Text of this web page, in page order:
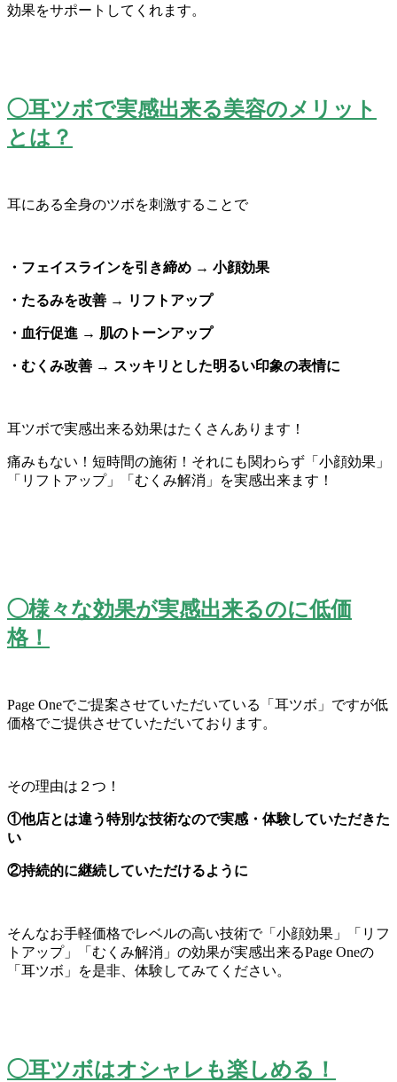
効果をサポートしてくれます。
◯耳ツボで実感出来る美容のメリット
とは？
耳にある全身のツボを刺激することで
・フェイスラインを引き締め → 小顔効果
・たるみを改善 → リフトアップ
・血行促進 → 肌のトーンアップ
・むくみ改善 → スッキリとした明るい印象の表情に
耳ツボで実感出来る効果はたくさんあります！
痛みもない！短時間の施術！それにも関わらず「小顔効果」
「 リフトアップ」「むくみ解消」を実感出来ます！
◯様々な効果が実感出来るのに低価
格！
Page Oneでご提案させていただいている「耳ツボ」 ですが低
価格でご提供させていただいております。
その理由は２つ！
①他店とは違う特別な技術なので実感・体験していただきた
い
②持続的に継続していただけるように
そんなお手軽価格でレベルの高い技術で「小顔効果」「 リフ
トアップ」「むくみ解消」の効果が実感出来るPage Oneの
「耳ツボ」を是非、体験してみてください。
◯耳ツボはオシャレも楽しめる！